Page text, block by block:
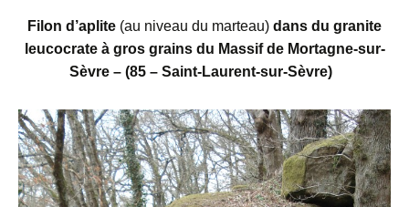
Filon d’aplite (au niveau du marteau) dans du granite
leucocrate à gros grains du Massif de Mortagne-sur-
Sèvre – (85 – Saint-Laurent-sur-Sèvre)